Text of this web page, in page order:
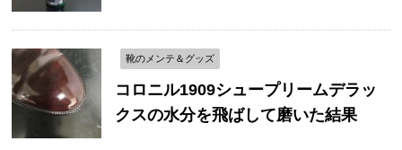
靴のメンテ＆グッズ
コロニル1909シュープリームデラッ
クスの水分を飛ばして磨いた結果